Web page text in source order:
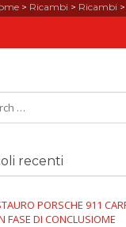
> Ricambi > Ricambi >
recenti
PORSCHE 911
FASE DI CONCLUSIOME